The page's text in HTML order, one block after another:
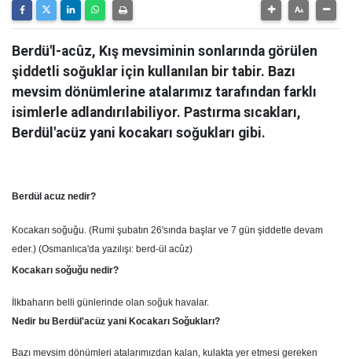
Berdü'l-acûz, Kış mevsiminin sonlarında görülen
şiddetli soğuklar için kullanılan bir tabir. Bazı
mevsim dönümlerine atalarımız tarafından farklı
isimlerle adlandırılabiliyor. Pastırma sıcakları,
Berdül'acüz yani kocakarı soğukları gibi.
Berdül acuz nedir?
Kocakarı soğuğu. (Rumi şubatın 26'sında başlar ve 7 gün şiddetle devam
eder.) (Osmanlıca'da yazılışı: berd-ül acûz)
Kocakarı soğuğu nedir?
İlkbaharın belli günlerinde olan soğuk havalar.
Nedir bu Berdül'acüz yani Kocakarı Soğukları?
Bazı mevsim dönümleri atalarımızdan kalan, kulakta yer etmesi gereken